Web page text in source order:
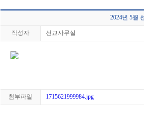
2024년 5월
작성자 선교사무실
첨부파일 1715621999984.jpg